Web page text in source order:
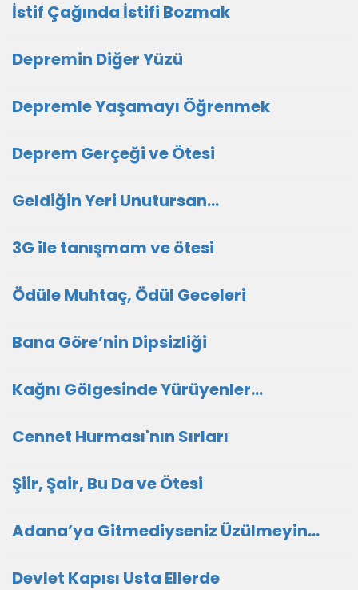
İstif Çağında İstifi Bozmak
Depremin Diğer Yüzü
Depremle Yaşamayı Öğrenmek
Deprem Gerçeği ve Ötesi
Geldiğin Yeri Unutursan…
3G ile tanışmam ve ötesi
Ödüle Muhtaç, Ödül Geceleri
Bana Göre’nin Dipsizliği
Kağnı Gölgesinde Yürüyenler…
Cennet Hurması'nın Sırları
Şiir, Şair, Bu Da ve Ötesi
Adana’ya Gitmediyseniz Üzülmeyin…
Devlet Kapısı Usta Ellerde